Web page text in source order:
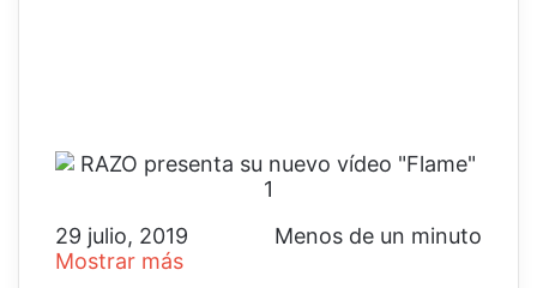
29 julio, 2019
Menos de un minuto
Mostrar más